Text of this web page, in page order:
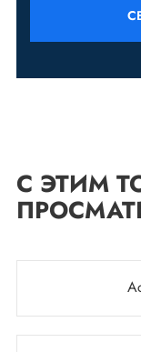
С ЭТИМ